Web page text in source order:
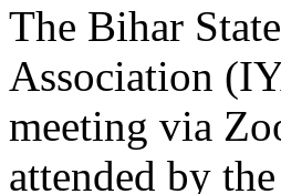
The Bihar
Association
meeting via
attended by